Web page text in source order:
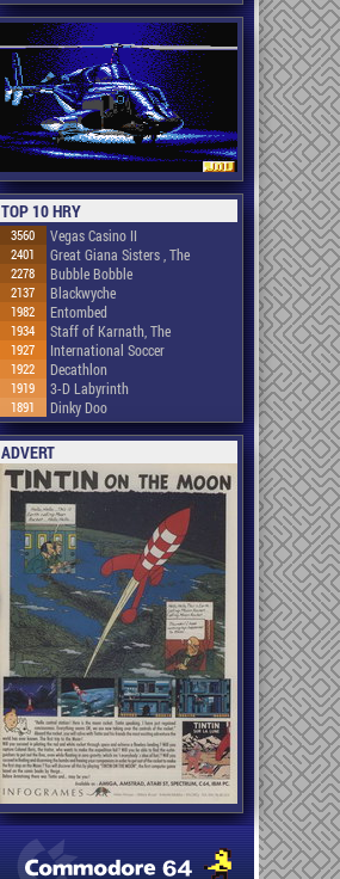
TOP 10 HRY
3560 Vegas Casino II
2401 Great Giana Sisters , The
2278 Bubble Bobble
2137 Blackwyche
1982 Entombed
1934 Staff of Karnath, The
1927 International Soccer
1922 Decathlon
1919 3-D Labyrinth
1891 Dinky Doo
ADVERT